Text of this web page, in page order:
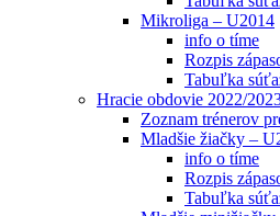
Mikroliga – U2014
info o tíme
Rozpis
Tabuľka
Hracie obdovie 2022/
Zoznam trénerov
Mladšie žiačky –
info o tíme
Rozpis
Tabuľka